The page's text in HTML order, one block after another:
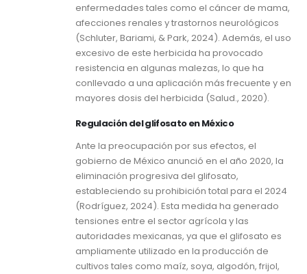
enfermedades tales como el cáncer de mama,
afecciones renales y trastornos neurológicos
(Schluter, Bariami, & Park, 2024). Además, el uso
excesivo de este herbicida ha provocado
resistencia en algunas malezas, lo que ha
conllevado a una aplicación más frecuente y en
mayores dosis del herbicida (Salud., 2020).
Regulación del glifosato en México
Ante la preocupación por sus efectos, el
gobierno de México anunció en el año 2020, la
eliminación progresiva del glifosato,
estableciendo su prohibición total para el 2024
(Rodríguez, 2024). Esta medida ha generado
tensiones entre el sector agrícola y las
autoridades mexicanas, ya que el glifosato es
ampliamente utilizado en la producción de
cultivos tales como maíz, soya, algodón, frijol,